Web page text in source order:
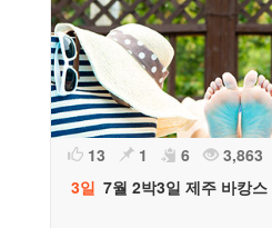
13 1 6 3,863
3일 7월 2박3일 제주 바캉스